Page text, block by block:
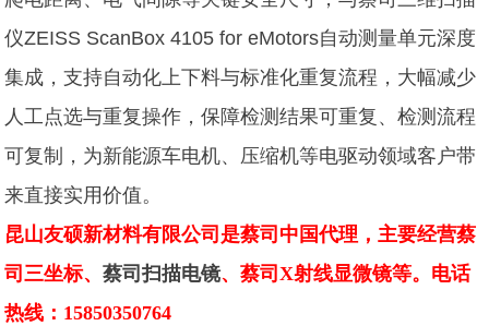
仪ZEISS ScanBox 4105 for eMotors自动测量单元深度
集成，支持自动化上下料与标准化重复流程，大幅减少
人工点选与重复操作，保障检测结果可重复、检测流程
可复制，为新能源车电机、压缩机等电驱动领域客户带
来直接实用价值。
昆山友硕新材料有限公司是蔡司中国代理，主要经营蔡
司三坐标、蔡司扫描电镜、蔡司X射线显微镜等。电话
热线：15850350764